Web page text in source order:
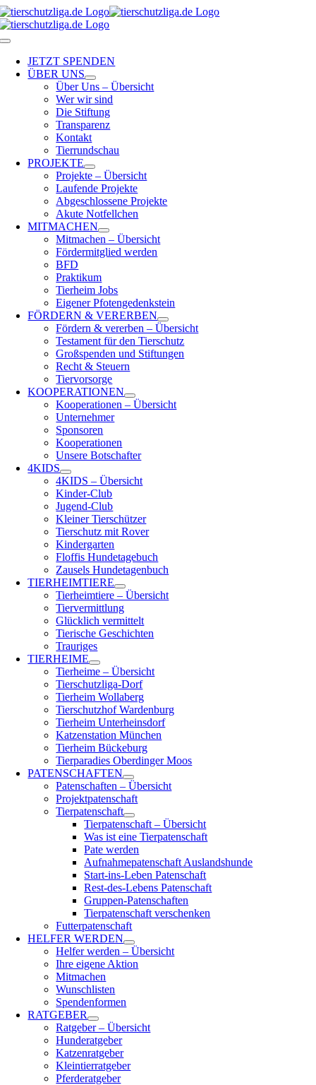
Skip
to
content
Toggle
NavigationJETZT SPENDEN
ÜBER UNS
Über Uns – Übersicht
Wer wir sind
Die Stiftung
Transparenz
Kontakt
Tierrundschau
PROJEKTE
Projekte – Übersicht
Laufende Projekte
Abgeschlossene Projekte
Akute Notfellchen
MITMACHEN
Mitmachen – Übersicht
Fördermitglied werden
BFD
Praktikum
Tierheim Jobs
Eigener Pfotengedenkstein
FÖRDERN & VERERBEN
Fördern & vererben – Übersicht
Testament für den Tierschutz
Großspenden und Stiftungen
Recht & Steuern
Tiervorsorge
KOOPERATIONEN
Kooperationen – Übersicht
Unternehmer
Sponsoren
Kooperationen
Unsere Botschafter
4KIDS
4KIDS – Übersicht
Kinder-Club
Jugend-Club
Kleiner Tierschützer
Tierschutz mit Rover
Kindergarten
Floffis Hundetagebuch
Zausels Hundetagenbuch
TIERHEIMTIERE
Tierheimtiere – Übersicht
Tiervermittlung
Glücklich vermittelt
Tierische Geschichten
Trauriges
TIERHEIME
Tierheime – Übersicht
Tierschutzliga-Dorf
Tierheim Wollaberg
Tierschutzhof Wardenburg
Tierheim Unterheinsdorf
Katzenstation München
Tierheim Bückeburg
Tierparadies Oberdinger Moos
PATENSCHAFTEN
Patenschaften – Übersicht
Projektpatenschaft
Tierpatenschaft
Tierpatenschaft – Übersicht
Was ist eine Tierpatenschaft
Pate werden
Aufnahmepatenschaft Auslandshunde
Start-ins-Leben Patenschaft
Rest-des-Lebens Patenschaft
Gruppen-Patenschaften
Tierpatenschaft verschenken
Futterpatenschaft
HELFER WERDEN
Helfer werden – Übersicht
Ihre eigene Aktion
Mitmachen
Wunschlisten
Spendenformen
RATGEBER
Ratgeber – Übersicht
Hunderatgeber
Katzenratgeber
Kleintierratgeber
Pferderatgeber